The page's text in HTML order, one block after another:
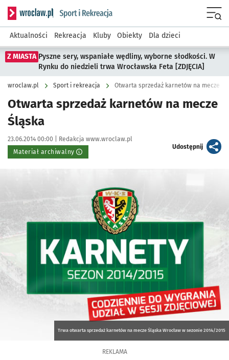
Serwis informacyjny wroclaw.pl podserwis: Sport i rekreacja
Aktualności Rekreacja Kluby Obiekty Dla dzieci
Z MIASTA Pyszne sery, wspaniałe wędliny, wyborne słodkości. W
Rynku do niedzieli trwa Wrocławska Feta [ZDJĘCIA]
wroclaw.pl Sport i rekreacja Otwarta sprzedaż karnetów na mecze
Otwarta sprzedaż karnetów na mecze
Śląska
Data publikacji:
23.06.2014 00:00 | Autor:
Redakcja www.wroclaw.pl
Materiał archiwalny
Udostępnijartykuł
Trwa otwarta sprzedaż karnetów na mecze Śląska Wrocław w sezonie 2014/2015
REKLAMA